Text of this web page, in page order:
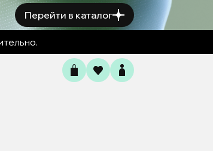
Перейти в каталог